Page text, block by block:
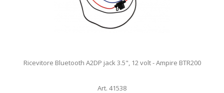
Ricevitore Bluetooth A2DP jack 3.5", 12 volt - Ampire BTR200
Art. 41538